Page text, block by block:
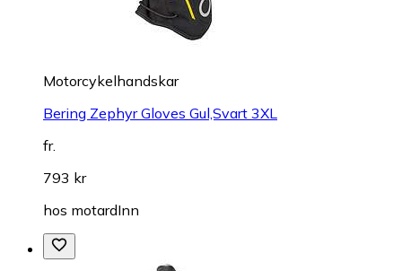
Motorcykelhandskar
Bering Zephyr Gloves Gul,Svart 3XL
fr.
793 kr
hos motardInn